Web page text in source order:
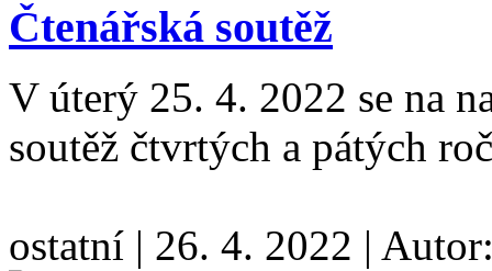
Čtenářská soutěž
V úterý 25. 4. 2022 se na
soutěž čtvrtých a pátých
ostatní | 26. 4. 2022 |